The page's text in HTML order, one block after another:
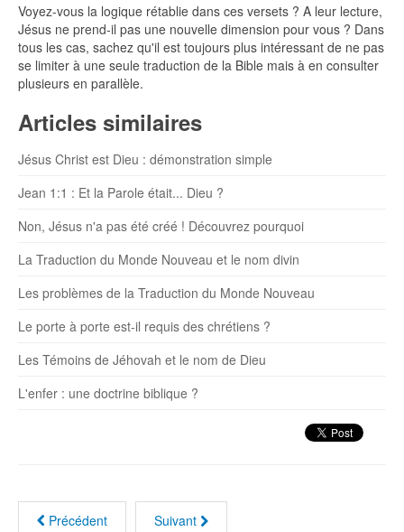
Voyez-vous la logique rétablie dans ces versets ? A leur lecture,
Jésus ne prend-il pas une nouvelle dimension pour vous ? Dans
tous les cas, sachez qu'il est toujours plus intéressant de ne pas
se limiter à une seule traduction de la Bible mais à en consulter
plusieurs en parallèle.
Articles similaires
Jésus Christ est Dieu : démonstration simple
Jean 1:1 : Et la Parole était... Dieu ?
Non, Jésus n'a pas été créé ! Découvrez pourquoi
La Traduction du Monde Nouveau et le nom divin
Les problèmes de la Traduction du Monde Nouveau
Le porte à porte est-il requis des chrétiens ?
Les Témoins de Jéhovah et le nom de Dieu
L'enfer : une doctrine biblique ?
Précédent Suivant